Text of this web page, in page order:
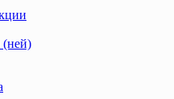
(ней)